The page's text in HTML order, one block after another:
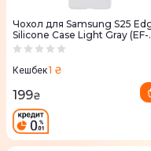
Чохол для Samsung S25
Silicone Case Light Gray (EF-
PS937CJEGWW)
Кешбек1 ₴
199₴